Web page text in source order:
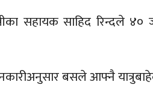
सहायक साहिद रिन्दले
बसले आफ्नै